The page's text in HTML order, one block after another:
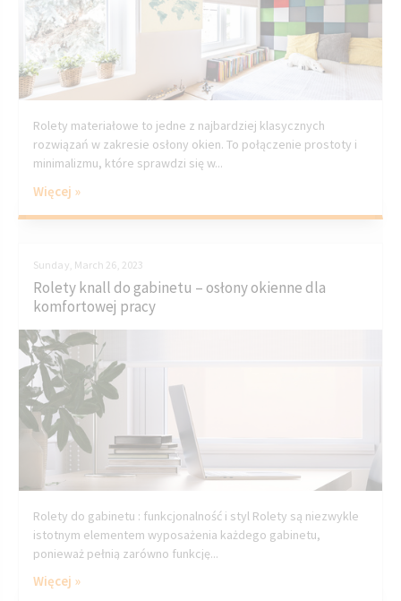
Rolety materiałowe to jedne z najbardziej klasycznych
rozwiązań w zakresie osłony okien. To połączenie prostoty i
minimalizmu, które sprawdzi się w...
Więcej »
Sunday, March 26, 2023
Rolety knall do gabinetu – osłony okienne dla
komfortowej pracy
Rolety do gabinetu : funkcjonalność i styl Rolety są niezwykle
istotnym elementem wyposażenia każdego gabinetu,
ponieważ pełnią zarówno funkcję...
Więcej »